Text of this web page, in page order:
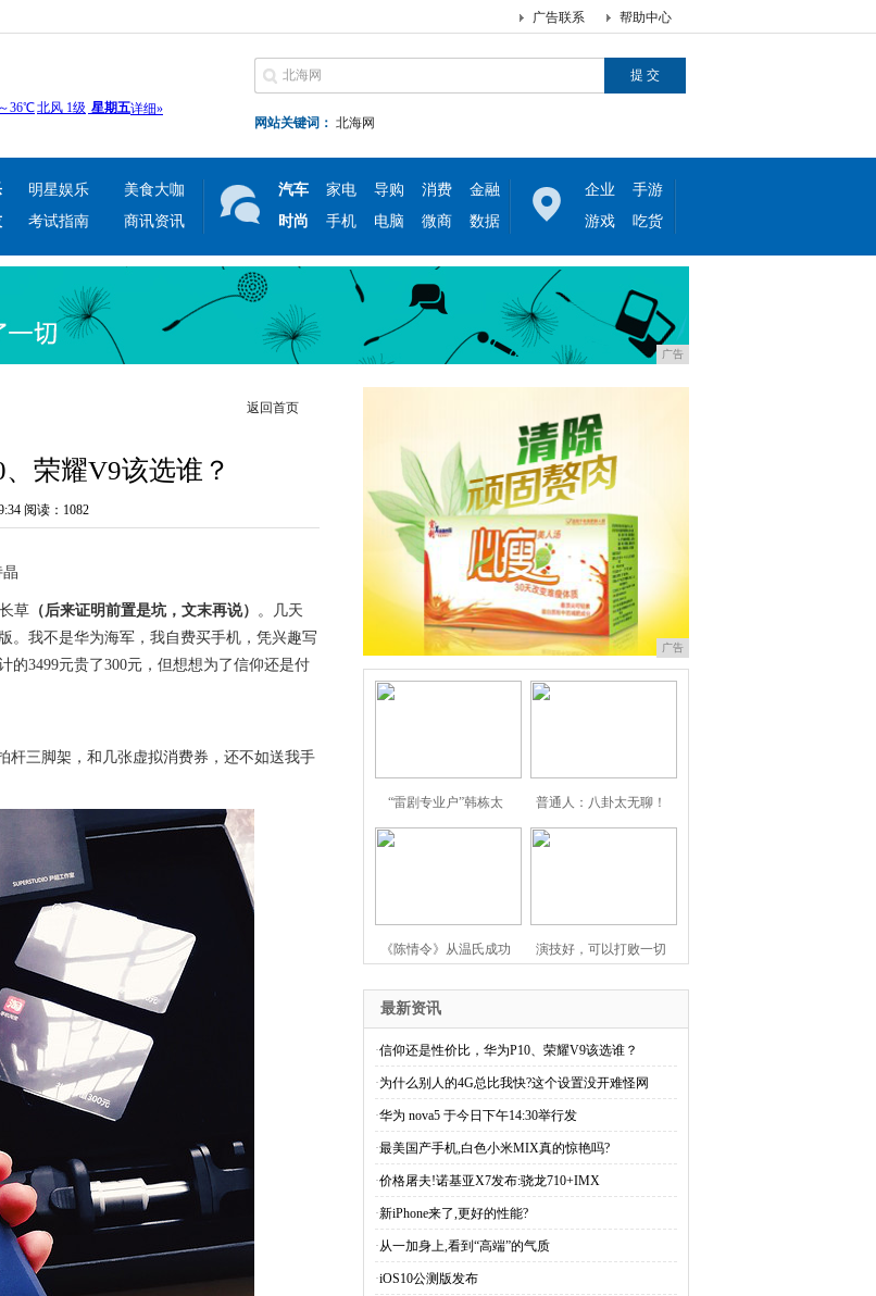
帮助中心
广告联系
网站关键词： 北海网
明星娱乐
美食大咖
考试指南 商讯资讯
汽车 家电 导购 消费
金融
时尚
手机 电脑 微商 数据
企业
手游
游戏
吃货
广告
返回首页
荣耀V9该选谁？
阅读：1082
草 （后来证明前置是坑，文末再说） 。几天
。我不是华为海军，我自费买手机，凭兴趣写
3499元贵了300元，但想想为了信仰还是付
杆三脚架，和几张虚拟消费券，还不如送我手
广告
“雷剧专业户”韩栋太 普通人：八卦太无聊！
《陈情令》从温氏成功 演技好，可以打败一切
最新资讯
·信仰还是性价比，华为P10、荣耀V9该选谁？
·为什么别人的4G总比我快?这个设置没开难怪网
·华为 nova5 于今日下午14:30举行发
·最美国产手机,白色小米MIX真的惊艳吗?
·价格屠夫!诺基亚X7发布:骁龙710+IMX
·新iPhone来了,更好的性能?
·从一加身上,看到“高端”的气质
·iOS10公测版发布